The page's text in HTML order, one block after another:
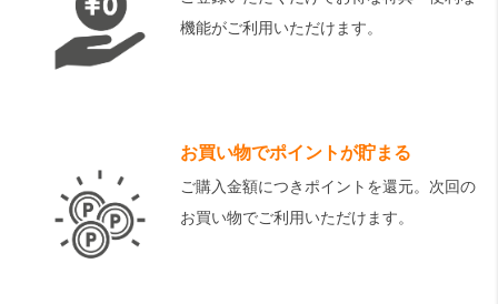
機能がご利用いただけます。
お買い物でポイントが貯まる
ご購入金額につきポイントを還元。次回の
お買い物でご利用いただけます。